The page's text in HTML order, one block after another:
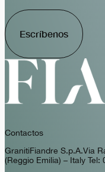
Escríbenos
Contactos
GranitiFiandre S.p.A. Via
(Reggio Emilia) – Italy Tel: